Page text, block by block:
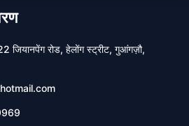
जियानपेंग रोड, हेलोंग स्ट्रीट, गुआंगज़ौ,